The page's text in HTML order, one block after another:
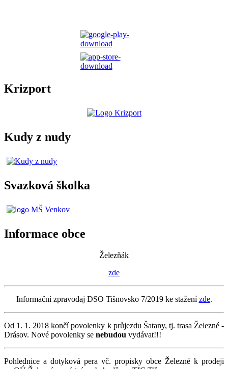
Krizport
Kudy z nudy
Svazková školka
Informace obce
Železňák
zde
Informační zpravodaj DSO Tišnovsko 7/2019 ke staženízde.
Od 1. 1. 2018 končí povolenky k průjezdu Šatany, tj. trasa Železné -
Drásov. Nové povolenky se nebudou vydávat!!!
Pohlednice a dotyková pera vč. propisky obce Železné k prodeji